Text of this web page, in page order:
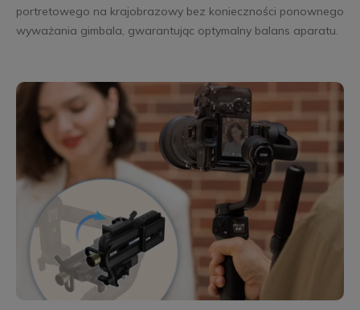
portretowego na krajobrazowy bez konieczności ponownego
wyważania gimbala, gwarantując optymalny balans aparatu.